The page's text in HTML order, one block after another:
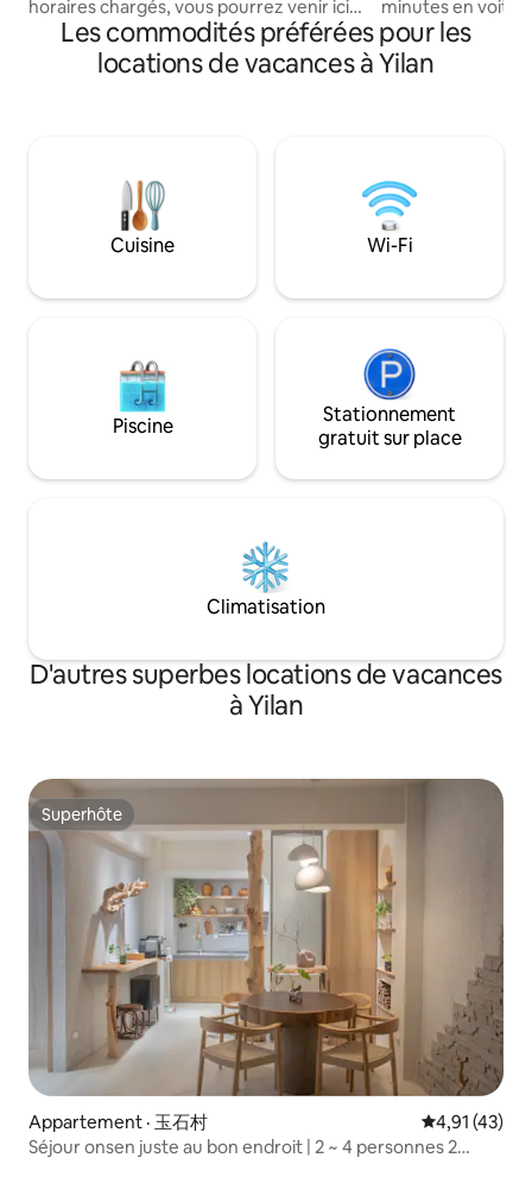
horaires chargés, vous pourrez venir ici
pour vous détendre. La nuit, quand vous
ouvrez les rideaux, c’est comme si vous
étiez allongé(e) sous le ciel étoilé – c’est
vérifier au comptoir Bain ♪intérieur :
source de bicarbonate de sodium
naturel, il y a une piscine à bulles dans la
chambre, vous pourrez profiter de la
chevet, canapé ♪wifi disponible avec
cuite, des bols, des baguettes, etc. Vous
pouvez préparer de la soupe et cuire
des nouilles.Ayez aussi des verres à pied
et des verres à vin, grands et petits.
shampoing, serviette de bain, serviette
disponible dans la♪ chambre, les
boissons dans le réfrigérateur sont
gratuites, et il y a des sachets de café,
des sachets de thé, des biscuits, etc. Les
les ♪bienvenus, un ascenseur pour
animaux de compagnie doit être utilisé
Situé à un étage élevé offrant de
mer et de vues nocturnes
incomparables tout en vous prélassant
dans le spa. C’est un endroit idéal pour
se détendre. 😁 Stationnement
extérieur B3, le pont Kelan Land Bridge
est juste à côté de la maison, il y a aussi
du stationnement gratuit sous le pont et
dans le parc, à 1 minute à pied du hall
d’entrée. Gestion de type hôtelier, situé
à côté du pont Kailan à Toucheng, dans
le comté de Yilan, avec le vaste parc
sportif de Toucheng de l’autre côté de la
rue. Vous pouvez vous promener ou
faire de l’exercice au lever ou au
coucher du soleil, au milieu des chants
d’oiseaux et du parfum des fleurs.
Environ 1 km ou plus, Ok, 7-11 est à 300 ~
500 m, il y a aussi un supermarché
Beihou/Voiture
Taiping
minutes en
affaires de
sportif de Yilan et
ville.Pendant la
Yangshan
temple Qingyamu
sources de
manger du
parc écologique des
disponibles pour
d'explorer le
montagne de l'équipage.
que le même
les jours, vous
profiterez de
nécessaire,
simple, un
Télévision
YouTube) Salle
bain commune * 1
Climatisation
chauffage
Lave-linge et
micro-ondes/
(sur rendez-vous) Toutes les
commodités
veuillez en
ou pertes devront
remarques :
après★ 22 h.
sont non-fumeur,
dans la cour.
Les commodités préférées pour les
locations de vacances à Yilan
Cuisine Wi-Fi
Piscine
Stationnement
gratuit sur place
Climatisation
D'autres superbes locations de vacances
à Yilan
Superhôte
Superhôte
Appartement · 玉石村 Note
4,91 (43)
Séjour onsen juste au bon endroit | 2 ~ 4 personnes 2